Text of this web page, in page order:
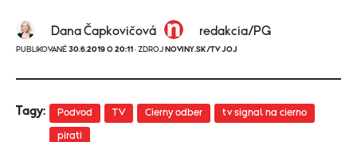
Dana Čapkovičová redakcia/PG
PUBLIKOVANÉ 30.6.2019 O 20:11 · ZDROJ NOVINY.SK/TV JOJ
Tagy: Podvod TV Cierny odber tv signal na cierno
pirati